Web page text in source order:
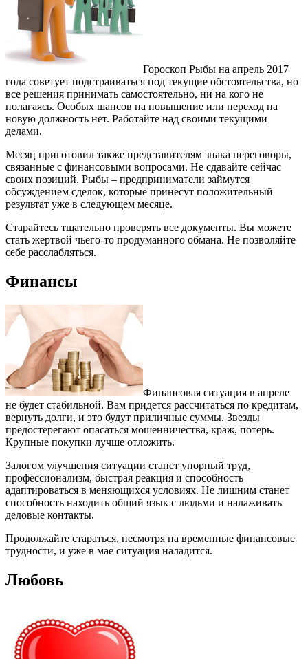
Гороскоп Рыбы на апрель 2017
года советует подстраиваться под текущие обстоятельства, но
все решения принимать самостоятельно, ни на кого не
полагаясь. Особых шансов на повышение или переход на
новую должность нет. Работайте над своими текущими
делами.
Месяц приготовил также представителям знака переговоры,
связанные с финансовыми вопросами. Не сдавайте сейчас
своих позиций. Рыбы – предприниматели займутся
обсуждением сделок, которые принесут положительный
результат уже в следующем месяце.
Старайтесь тщательно проверять все документы. Вы можете
стать жертвой чьего-то продуманного обмана. Не позволяйте
себе расслабляться.
Финансы
Финансовая ситуация в апреле
не будет стабильной. Вам придется рассчитаться по кредитам,
вернуть долги, и это будут приличные суммы. Звезды
предостерегают опасаться мошенничества, краж, потерь.
Крупные покупки лучше отложить.
Залогом улучшения ситуации станет упорный труд,
профессионализм, быстрая реакция и способность
адаптироваться в меняющихся условиях. Не лишним станет
способность находить общий язык с людьми и налаживать
деловые контакты.
Продолжайте стараться, несмотря на временные финансовые
трудности, и уже в мае ситуация наладится.
Любовь